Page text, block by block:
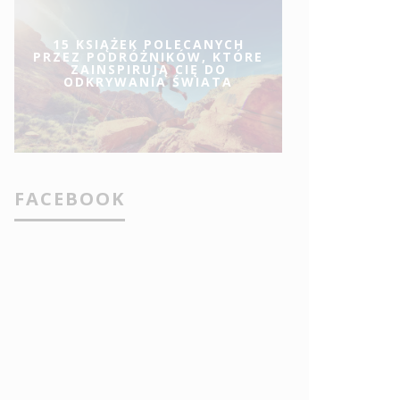
15 KSIĄŻEK POLECANYCH
PRZEZ PODRÓŻNIKÓW, KTÓRE
ZAINSPIRUJĄ CIĘ DO
ODKRYWANIA ŚWIATA
FACEBOOK